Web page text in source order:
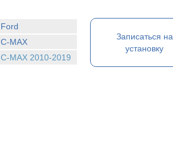
Ford
C-MAX
C-MAX 2010-2019
Записаться на
установку